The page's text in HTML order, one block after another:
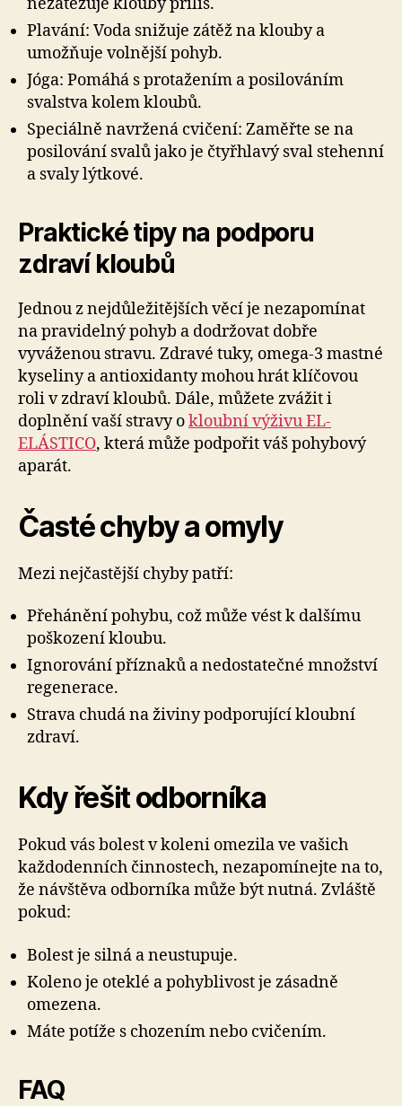
Plavání: Voda snižuje zátěž na klouby a
umožňuje volnější pohyb.
Jóga: Pomáhá s protažením a posilováním
svalstva kolem kloubů.
Speciálně navržená cvičení: Zaměřte se na
posilování svalů jako je čtyřhlavý sval stehenní
a svaly lýtkové.
Praktické tipy na podporu
zdraví kloubů
Jednou z nejdůležitějších věcí je nezapomínat
na pravidelný pohyb a dodržovat dobře
vyváženou stravu. Zdravé tuky, omega-3 mastné
kyseliny a antioxidanty mohou hrát klíčovou
roli v zdraví kloubů. Dále, můžete zvážit i
doplnění vaší stravy okloubní výživu EL-
ELÁSTICO, která může podpořit váš pohybový
aparát.
Časté chyby a omyly
Mezi nejčastější chyby patří:
Přehánění pohybu, což může vést k dalšímu
poškození kloubu.
Ignorování příznaků a nedostatečné množství
regenerace.
Strava chudá na živiny podporující kloubní
zdraví.
Kdy řešit odborníka
Pokud vás bolest v koleni omezila ve vašich
každodenních činnostech, nezapomínejte na to,
že návštěva odborníka může být nutná. Zvláště
pokud:
Bolest je silná a neustupuje.
Koleno je oteklé a pohyblivost je zásadně
omezena.
Máte potíže s chozením nebo cvičením.
FAQ